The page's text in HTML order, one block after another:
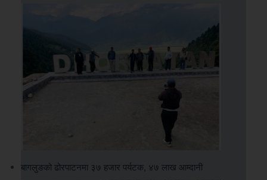
बागलुङको ढोरपाटनमा ३७ हजार पर्यटक, ४७ लाख आम्दानी